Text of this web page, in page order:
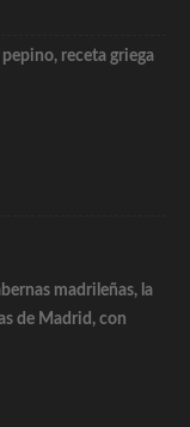
pepino, receta griega
madrileñas, la
de Madrid, con